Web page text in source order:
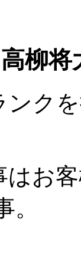
柳将
ク
はお
。